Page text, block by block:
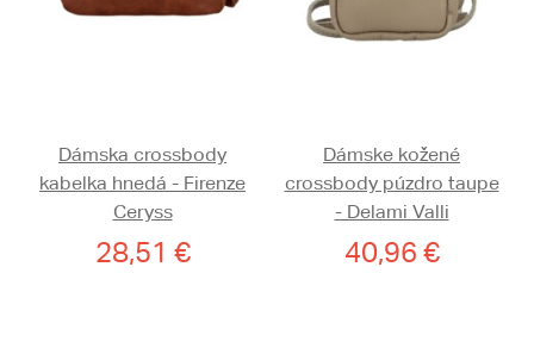
Dámska crossbody
kabelka hnedá - Firenze
Ceryss
28,51 €
Dámske kožené
crossbody púzdro taupe
- Delami Valli
40,96 €